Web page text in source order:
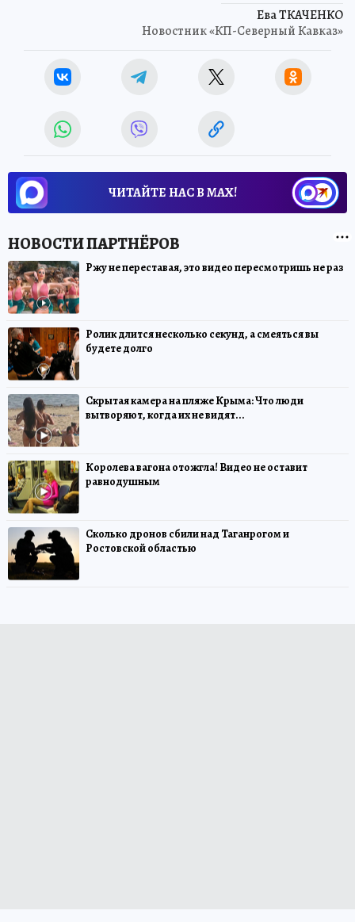
Ева ТКАЧЕНКО
Новостник «КП-Северный Кавказ»
ЧИТАЙТЕ НАС В МАХ!
Ржу не переставая, это видео пересмотришь не раз
Ролик длится несколько секунд, а смеяться вы
будете долго
Скрытая камера на пляже Крыма: Что люди
вытворяют, когда их не видят...
Королева вагона отожгла! Видео не оставит
равнодушным
Сколько дронов сбили над Таганрогом и
Ростовской областью